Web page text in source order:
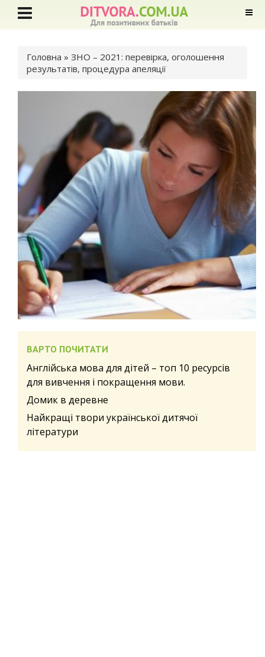
Ви є тут
Головна » ЗНО – 2021: перевірка, оголошення
результатів, процедура апеляції
ВАРТО ПОЧИТАТИ
Англійська мова для дітей – топ 10 ресурсів
для вивчення і покращення мови.
Домик в деревне
Найкращі твори української дитячої
літератури